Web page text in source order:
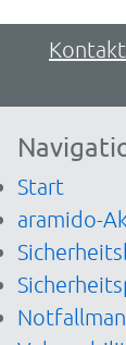
Start
aramido-